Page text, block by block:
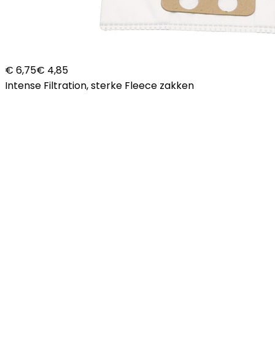
€ 6,75€ 4,85
Intense Filtration, sterke Fleece zakken